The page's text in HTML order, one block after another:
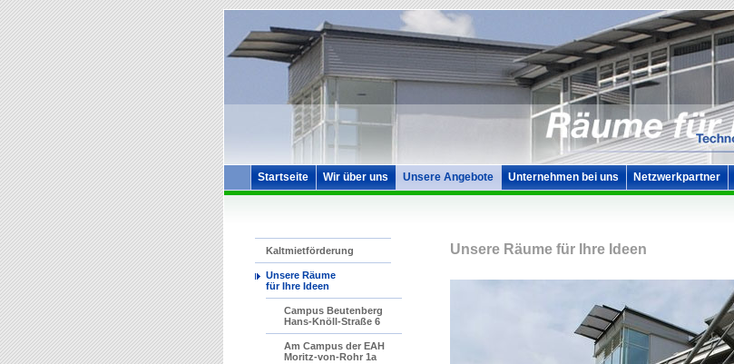
Startseite Wir über uns Unsere Angebote Unternehmen bei uns Netzwerkpartner
Kaltmietförderung
Unsere Räume
für Ihre Ideen
Campus Beutenberg
Hans-Knöll-Straße 6
Am Campus der EAH
Moritz-von-Rohr 1a
Unsere Räume für Ihre Ideen